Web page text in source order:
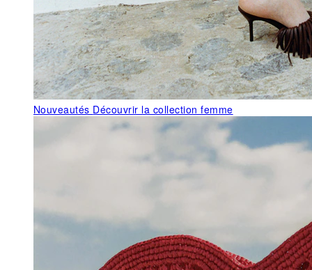
Nouveautés Découvrir la collection femme